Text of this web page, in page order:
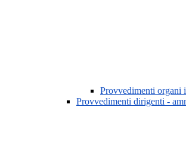
Provvedimenti organi
Provvedimenti dirigenti -